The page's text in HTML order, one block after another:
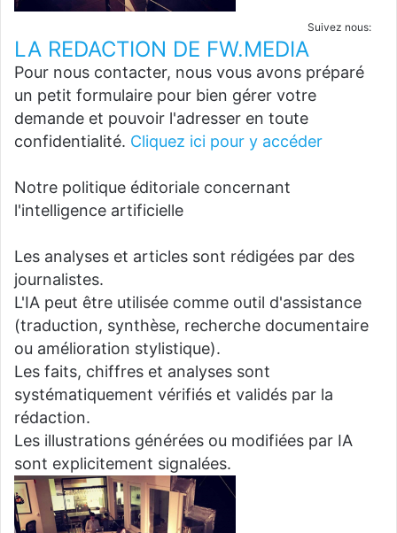
Suivez nous:
LA REDACTION DE FW.MEDIA
Pour nous contacter, nous vous avons préparé
un petit formulaire pour bien gérer votre
demande et pouvoir l'adresser en toute
confidentialité. Cliquez ici pour y accéder
Notre politique éditoriale concernant
l'intelligence artificielle
Les analyses et articles sont rédigées par des
journalistes.
L'IA peut être utilisée comme outil d'assistance
(traduction, synthèse, recherche documentaire
ou amélioration stylistique).
Les faits, chiffres et analyses sont
systématiquement vérifiés et validés par la
rédaction.
Les illustrations générées ou modifiées par IA
sont explicitement signalées.